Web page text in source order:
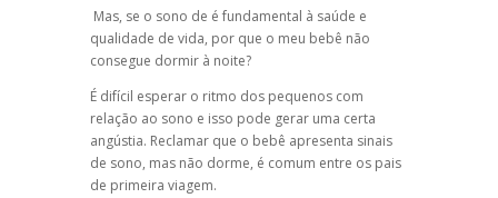
Mas, se o sono de é fundamental à saúde e
qualidade de vida, por que o meu bebê não
consegue dormir à noite?
É difícil esperar o ritmo dos pequenos com
relação ao sono e isso pode gerar uma certa
angústia. Reclamar que o bebê apresenta sinais
de sono, mas não dorme, é comum entre os pais
de primeira viagem.